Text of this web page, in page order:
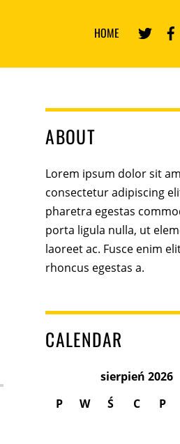
HOME
ABOUT
Lorem ipsum dolor sit
consectetur adipiscing
pharetra egestas
porta ligula nulla, ut
laoreet ac. Fusce enim
rhoncus egestas a.
CALENDAR
sierpień 2026
P
W Ś C P